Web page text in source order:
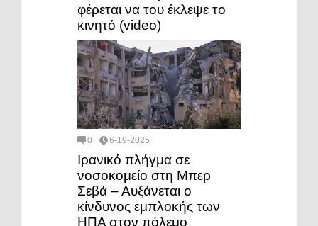
φέρεται να του έκλεψε το
κινητό (video)
0 6-19-2025
Ιρανικό πλήγμα σε
νοσοκομείο στη Μπερ
Σεβά – Αυξάνεται ο
κίνδυνος εμπλοκής των
ΗΠΑ στον πόλεμο